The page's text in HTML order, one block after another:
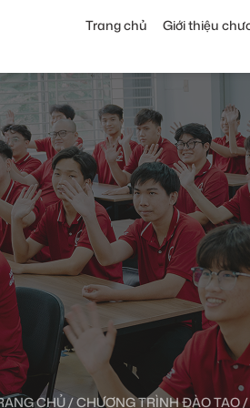
Trang chủ Giới thiệu
CHỦ/ CHƯƠNG TRÌNH ĐÀO TẠO